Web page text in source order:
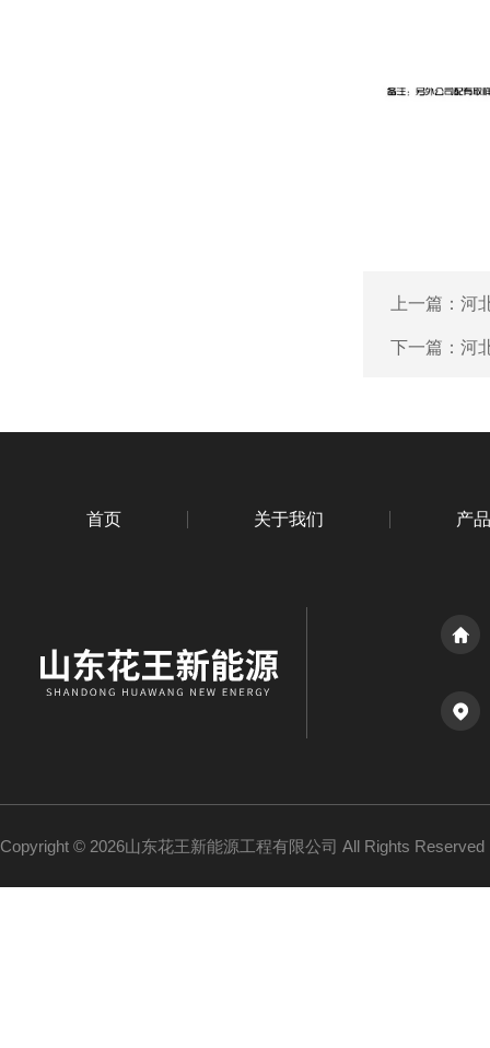
上一篇： 河
下一篇： 河
首页 关于我们 产
Copyright © 2026山东花王新能源工程有限公司 All Rights